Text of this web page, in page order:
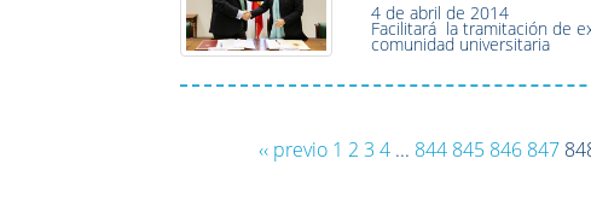
4 de abril de 2014
Facilitará la tramitación de
comunidad universitaria
‹‹ previo 1 2 3 4... 844 845 846 847